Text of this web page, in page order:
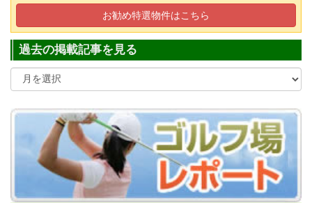
(正会員)
都留カントリー倶楽部(山梨県)
(正会員)
お勧め特選物件はこちら
過去の掲載記事を見る